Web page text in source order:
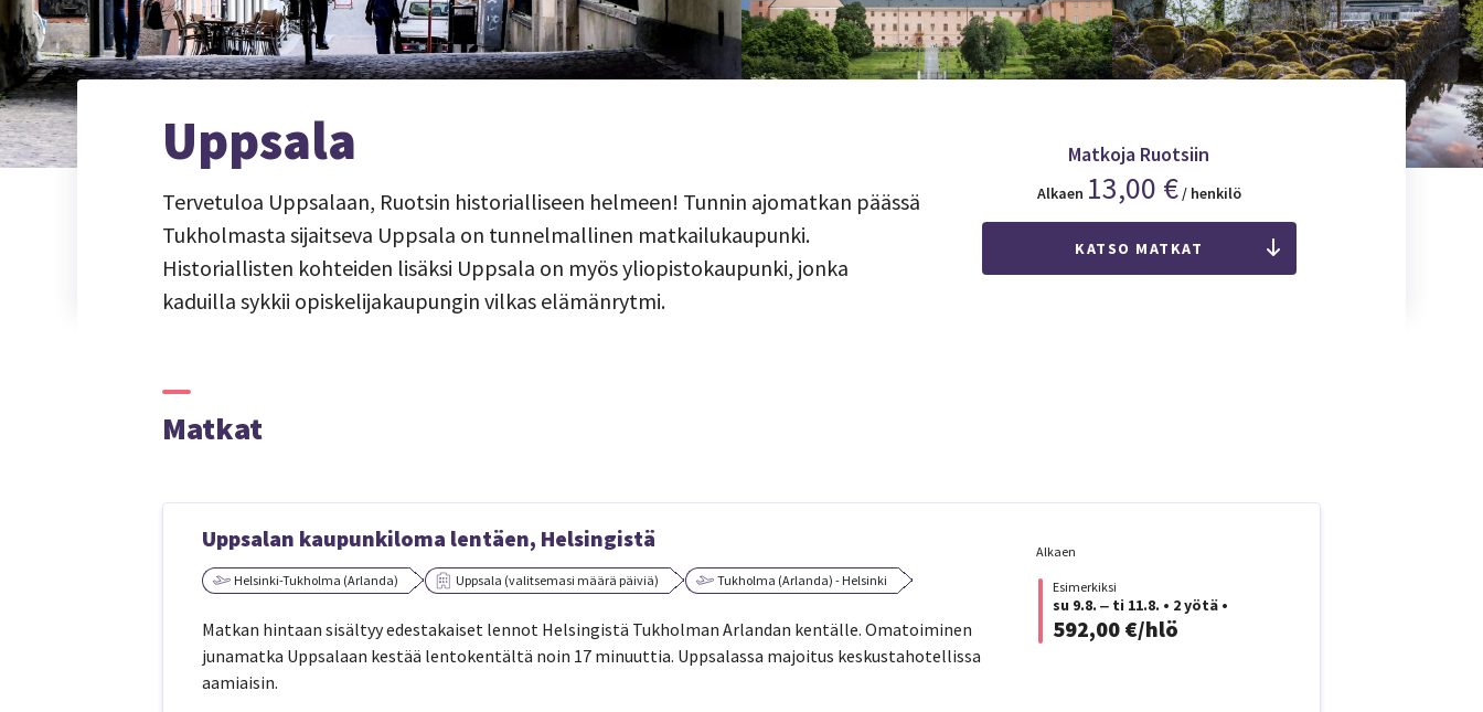
Uppsala
Tervetuloa Uppsalaan, Ruotsin historialliseen helmeen! Tunnin ajomatkan päässä
Tukholmasta sijaitseva Uppsala on tunnelmallinen matkailukaupunki.
Historiallisten kohteiden lisäksi Uppsala on myös yliopistokaupunki, jonka
kaduilla sykkii opiskelijakaupungin vilkas elämänrytmi.
Matkoja Ruotsiin
Alkaen 13,00 €/ henkilö
KATSO MATKAT
Matkat
Uppsalan kaupunkiloma lentäen, Helsingistä
Helsinki-Tukholma (Arlanda) Uppsala (valitsemasi määrä päiviä) Tukholma (Arlanda) - Helsinki
Matkan hintaan sisältyy edestakaiset lennot Helsingistä Tukholman Arlandan kentälle. Omatoiminen
junamatka Uppsalaan kestää lentokentältä noin 17 minuuttia. Uppsalassa majoitus keskustahotellissa
aamiaisin.
Alkaen
Esimerkiksi
su 9.8. ‒ ti 11.8. • 2 yötä •
592,00 €/hlö